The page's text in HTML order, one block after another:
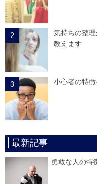
気持ちの整
教えます
小心者の特徴
最新記事
勇敢な人の特